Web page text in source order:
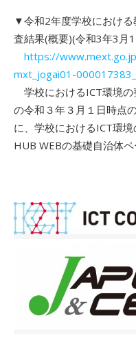
▼令和2年度学校におけ
査結果(概要)(令和3年3月1
https://
mxt_jogai01-
学校におけるICT環境の
の令和３年３月１日時点
に、学校におけるICT環
HUB WEBの基礎自治体